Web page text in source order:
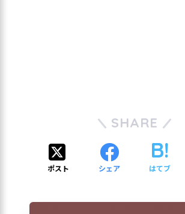
SHARE
ポスト シェア はてブ